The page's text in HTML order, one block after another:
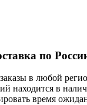
по
в любой
находится в
время